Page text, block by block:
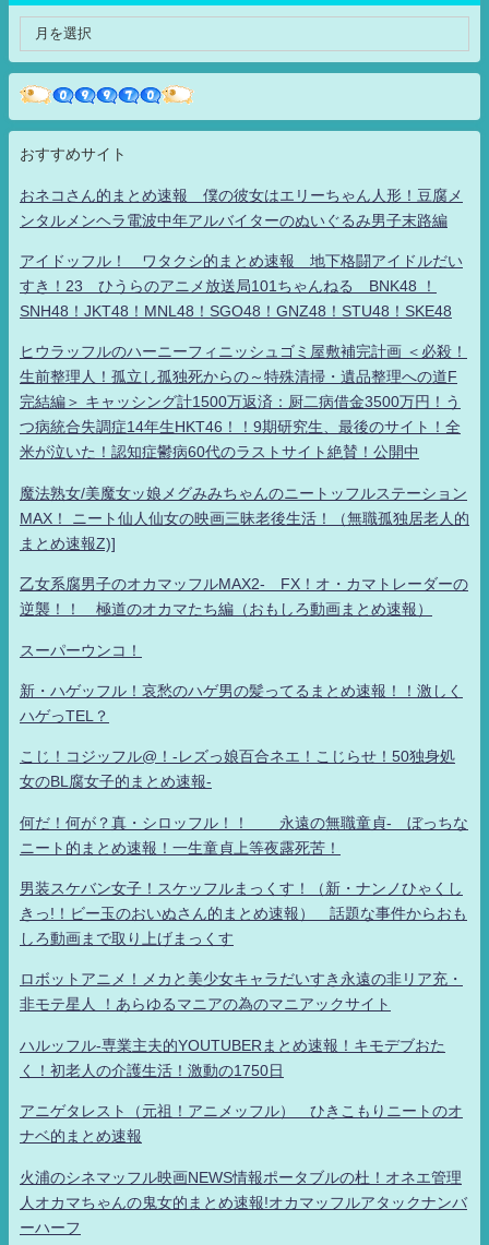
おすすめサイト
おネコさん的まとめ速報 僕の彼女はエリーちゃん人形！豆腐メ
ンタルメンヘラ電波中年アルバイターのぬいぐるみ男子末路編
アイドッフル！ ワタクシ的まとめ速報 地下格闘アイドルだい
すき！23 ひうらのアニメ放送局101ちゃんねる BNK48 ！
SNH48！JKT48！MNL48！SGO48！GNZ48！STU48！SKE48
ヒウラッフルのハーニーフィニッシュゴミ屋敷補完計画 ＜必殺！
生前整理人！孤立し孤独死からの～特殊清掃・遺品整理への道F
完結編＞ キャッシング計1500万返済：厨二病借金3500万円！う
つ病統合失調症14年生HKT46！！9期研究生、最後のサイト！全
米が泣いた！認知症鬱病60代のラストサイト絶賛！公開中
魔法熟女/美魔女ッ娘メグみみちゃんのニートッフルステーション
MAX！ ニート仙人仙女の映画三昧老後生活！（無職孤独居老人的
まとめ速報Z)]
乙女系腐男子のオカマッフルMAX2- FX！オ・カマトレーダーの
逆襲！！ 極道のオカマたち編（おもしろ動画まとめ速報）
スーパーウンコ！
新・ハゲッフル！哀愁のハゲ男の髪ってるまとめ速報！！激しく
ハゲっTEL？
こじ！コジッフル@！-レズっ娘百合ネエ！こじらせ！50独身処
女のBL腐女子的まとめ速報-
何だ！何が？真・シロッフル！！ 永遠の無職童貞- ぼっちな
ニート的まとめ速報！一生童貞上等夜露死苦！
男装スケバン女子！スケッフルまっくす！（新・ナンノひゃくし
きっ!！ビー玉のおいぬさん的まとめ速報） 話題な事件からおも
しろ動画まで取り上げまっくす
ロボットアニメ！メカと美少女キャラだいすき永遠の非リア充・
非モテ星人 ！あらゆるマニアの為のマニアックサイト
ハルッフル-専業主夫的YOUTUBERまとめ速報！キモデブおた
く！初老人の介護生活！激動の1750日
アニゲタレスト（元祖！アニメッフル） ひきこもりニートのオ
ナベ的まとめ速報
火浦のシネマッフル映画NEWS情報ポータブルの杜！オネエ管理
人オカマちゃんの鬼女的まとめ速報!オカマッフルアタックナンバ
ーハーフ